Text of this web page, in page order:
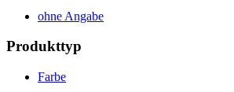
ohne Angabe
Produkttyp
Farbe